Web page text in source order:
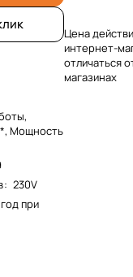
Мощность
: 230V
при
Цена
интернет-
отличаться
магазинах